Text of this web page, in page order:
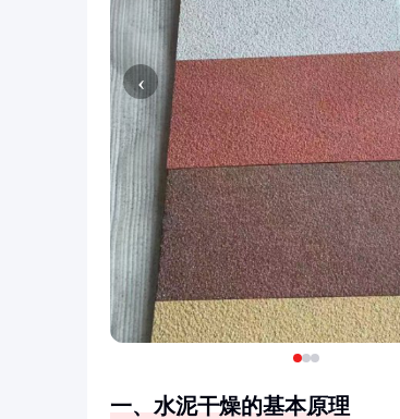
‹
一、水泥干燥的基本原理